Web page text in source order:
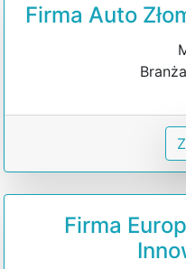
Firma Auto
Firma